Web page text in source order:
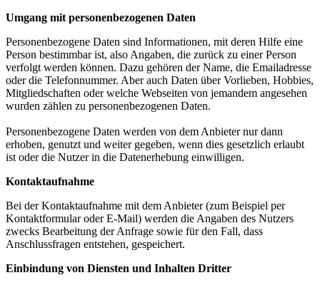
Umgang mit personenbezogenen Daten
Personenbezogene Daten sind Informationen, mit deren Hilfe eine
Person bestimmbar ist, also Angaben, die zurück zu einer Person
verfolgt werden können. Dazu gehören der Name, die Emailadresse
oder die Telefonnummer. Aber auch Daten über Vorlieben, Hobbies,
Mitgliedschaften oder welche Webseiten von jemandem angesehen
wurden zählen zu personenbezogenen Daten.
Personenbezogene Daten werden von dem Anbieter nur dann
erhoben, genutzt und weiter gegeben, wenn dies gesetzlich erlaubt
ist oder die Nutzer in die Datenerhebung einwilligen.
Kontaktaufnahme
Bei der Kontaktaufnahme mit dem Anbieter (zum Beispiel per
Kontaktformular oder E-Mail) werden die Angaben des Nutzers
zwecks Bearbeitung der Anfrage sowie für den Fall, dass
Anschlussfragen entstehen, gespeichert.
Einbindung von Diensten und Inhalten Dritter